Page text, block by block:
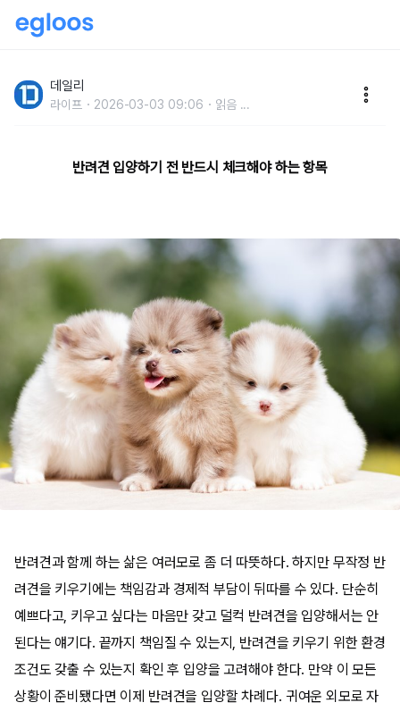
데일리
라이프 2026-03-03 09:06 읽음 ...
반려견 입양하기 전 반드시 체크해야 하는 항목
반려견과 함께 하는 삶은 여러모로 좀 더 따뜻하다. 하지만 무작정 반
려견을 키우기에는 책임감과 경제적 부담이 뒤따를 수 있다. 단순히
예쁘다고, 키우고 싶다는 마음만 갖고 덜컥 반려견을 입양해서는 안
된다는 얘기다. 끝까지 책임질 수 있는지, 반려견을 키우기 위한 환경
조건도 갖출 수 있는지 확인 후 입양을 고려해야 한다. 만약 이 모든
상황이 준비됐다면 이제 반려견을 입양할 차례다. 귀여운 외모로 자